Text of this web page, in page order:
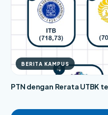
BERITA KAMPUS
PTN dengan Rerata UTBK